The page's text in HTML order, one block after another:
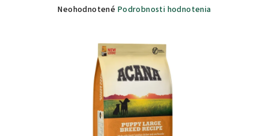
Priemerné
hviezdičiek.
Neohodnotené Podrobnosti hodnotenia